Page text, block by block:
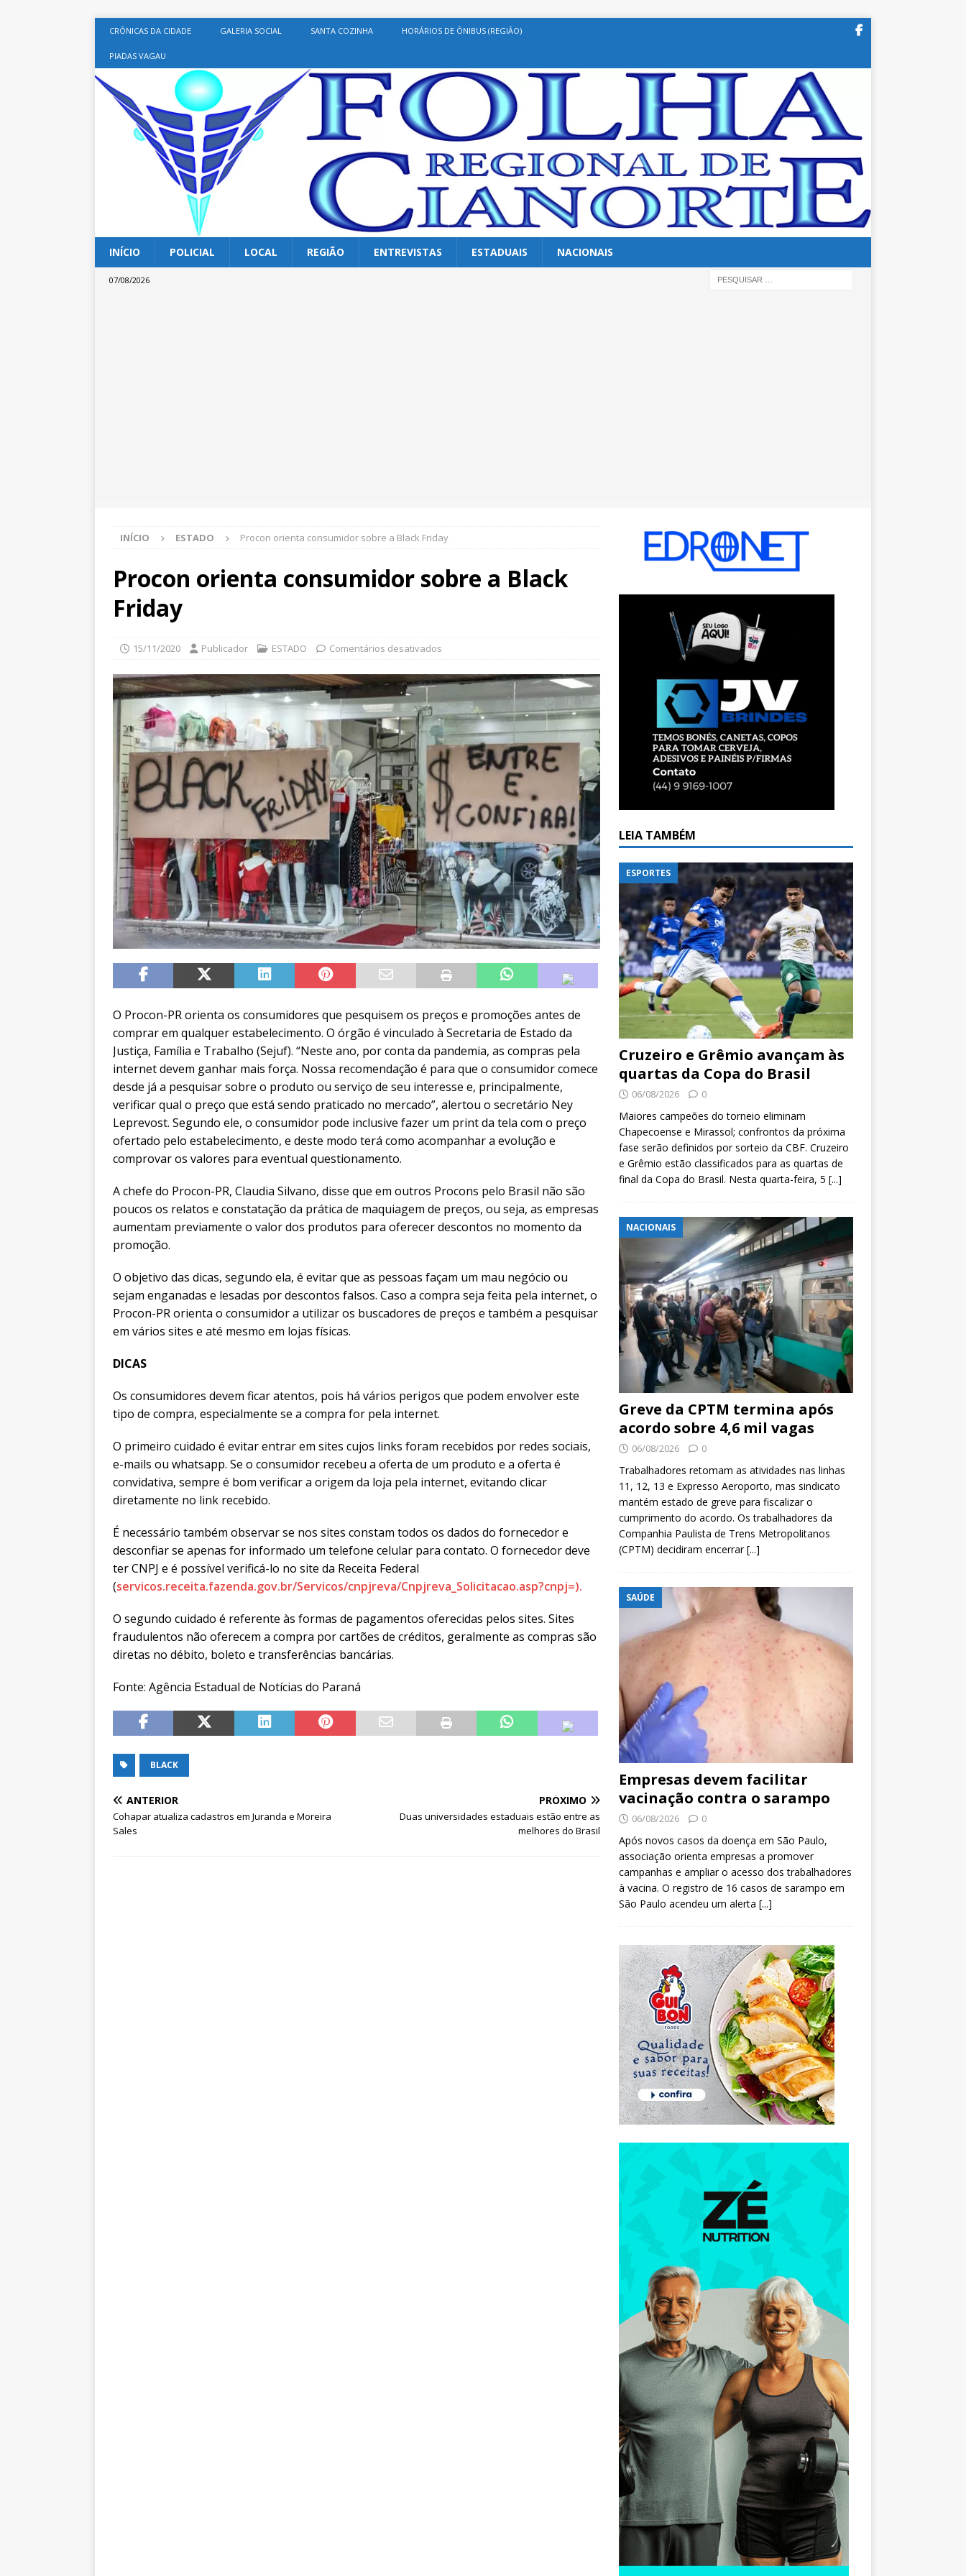
CRÔNICAS DA CIDADE GALERIA SOCIAL SANTA COZINHA HORÁRIOS DE ÔNIBUS (REGIÃO)
PIADAS VAGAU
INÍCIO POLICIAL LOCAL REGIÃO ENTREVISTAS ESTADUAIS NACIONAIS
07/08/2026
INÍCIO ESTADO Procon orienta consumidor sobre a Black Friday
Procon orienta consumidor sobre a Black
Friday
15/11/2020 Publicador ESTADO Comentários desativados
O Procon-PR orienta os consumidores que pesquisem os preços e promoções antes de
comprar em qualquer estabelecimento. O órgão é vinculado à Secretaria de Estado da
Justiça, Família e Trabalho (Sejuf). “Neste ano, por conta da pandemia, as compras pela
internet devem ganhar mais força. Nossa recomendação é para que o consumidor comece
desde já a pesquisar sobre o produto ou serviço de seu interesse e, principalmente,
verificar qual o preço que está sendo praticado no mercado”, alertou o secretário Ney
Leprevost. Segundo ele, o consumidor pode inclusive fazer um print da tela com o preço
ofertado pelo estabelecimento, e deste modo terá como acompanhar a evolução e
comprovar os valores para eventual questionamento.
A chefe do Procon-PR, Claudia Silvano, disse que em outros Procons pelo Brasil não são
poucos os relatos e constatação da prática de maquiagem de preços, ou seja, as empresas
aumentam previamente o valor dos produtos para oferecer descontos no momento da
promoção.
O objetivo das dicas, segundo ela, é evitar que as pessoas façam um mau negócio ou
sejam enganadas e lesadas por descontos falsos. Caso a compra seja feita pela internet, o
Procon-PR orienta o consumidor a utilizar os buscadores de preços e também a pesquisar
em vários sites e até mesmo em lojas físicas.
DICAS
Os consumidores devem ficar atentos, pois há vários perigos que podem envolver este
tipo de compra, especialmente se a compra for pela internet.
O primeiro cuidado é evitar entrar em sites cujos links foram recebidos por redes sociais,
e-mails ou whatsapp. Se o consumidor recebeu a oferta de um produto e a oferta é
convidativa, sempre é bom verificar a origem da loja pela internet, evitando clicar
diretamente no link recebido.
É necessário também observar se nos sites constam todos os dados do fornecedor e
desconfiar se apenas for informado um telefone celular para contato. O fornecedor deve
ter CNPJ e é possível verificá-lo no site da Receita Federal
(servicos.receita.fazenda.gov.br/Servicos/cnpjreva/Cnpjreva_Solicitacao.asp?cnpj=).
O segundo cuidado é referente às formas de pagamentos oferecidas pelos sites. Sites
fraudulentos não oferecem a compra por cartões de créditos, geralmente as compras são
diretas no débito, boleto e transferências bancárias.
Fonte: Agência Estadual de Notícias do Paraná
BLACK
ANTERIOR
Cohapar atualiza cadastros em Juranda e Moreira
Sales
PRÓXIMO
Duas universidades estaduais estão entre as
melhores do Brasil
LEIA TAMBÉM
ESPORTES
Cruzeiro e Grêmio avançam às
quartas da Copa do Brasil
06/08/2026 0
Maiores campeões do torneio eliminam
Chapecoense e Mirassol; confrontos da próxima
fase serão definidos por sorteio da CBF. Cruzeiro
e Grêmio estão classificados para as quartas de
final da Copa do Brasil. Nesta quarta-feira, 5 [...]
NACIONAIS
Greve da CPTM termina após
acordo sobre 4,6 mil vagas
06/08/2026 0
Trabalhadores retomam as atividades nas linhas
11, 12, 13 e Expresso Aeroporto, mas sindicato
mantém estado de greve para fiscalizar o
cumprimento do acordo. Os trabalhadores da
Companhia Paulista de Trens Metropolitanos
(CPTM) decidiram encerrar[...]
SAÚDE
Empresas devem facilitar
vacinação contra o sarampo
06/08/2026 0
Após novos casos da doença em São Paulo,
associação orienta empresas a promover
campanhas e ampliar o acesso dos trabalhadores
à vacina. O registro de 16 casos de sarampo em
São Paulo acendeu um alerta [...]